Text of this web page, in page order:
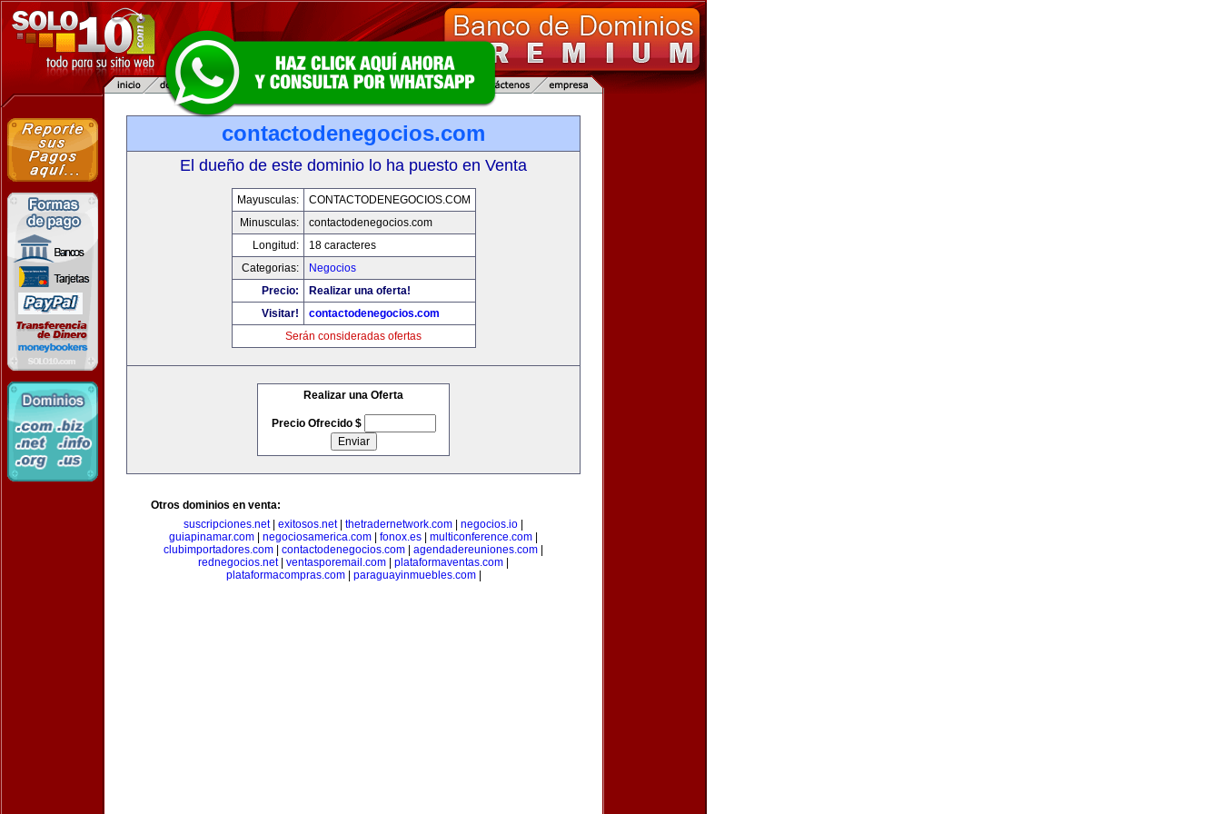
contactodenegocios.com
El dueño de este dominio lo ha puesto en Venta
Mayusculas:
CONTACTODENEGOCIOS.COM
Minusculas:
contactodenegocios.com
Longitud:
18 caracteres
Categorias:
Negocios
Precio:
Realizar una oferta!
Visitar!
contactodenegocios.com
Serán consideradas ofertas
Realizar una Oferta
Precio Ofrecido $
Otros dominios en venta:
suscripciones.net| exitosos.net| thetradernetwork.com negocios.io
guiapinamar.com
negociosamerica.com fonox.es multiconference.com
clubimportadores.com
contactodenegocios.com agendadereuniones.com
rednegocios.net| ventasporemail.com plataformaventas.com
plataformacompras.com| paraguayinmuebles.com|